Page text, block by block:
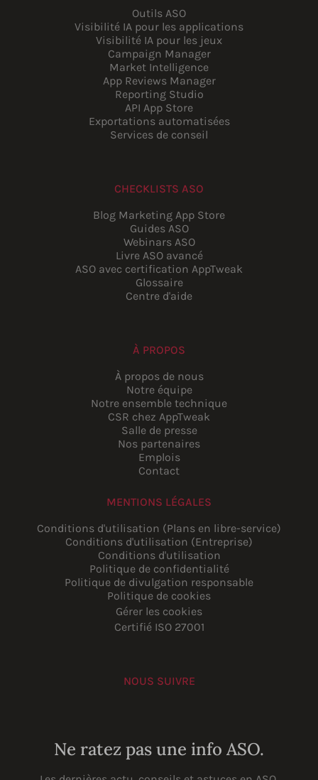
Outils ASO
Visibilité IA pour les applications
Visibilité IA pour les jeux
Campaign Manager
Market Intelligence
App Reviews Manager
Reporting Studio
API App Store
Exportations automatisées
Services de conseil
CHECKLISTS ASO
Blog Marketing App Store
Guides ASO
Webinars ASO
Livre ASO avancé
ASO avec certification AppTweak
Glossaire
Centre d'aide
À PROPOS
À propos de nous
Notre équipe
Notre ensemble technique
CSR chez AppTweak
Salle de presse
Nos partenaires
Emplois
Contact
MENTIONS LÉGALES
Conditions d'utilisation (Plans en libre-service)
Conditions d'utilisation (Entreprise)
Conditions d'utilisation
Politique de confidentialité
Politique de divulgation responsable
Politique de cookies
Gérer les cookies
Certifié ISO 27001
NOUS SUIVRE
Ne ratez pas une info ASO.